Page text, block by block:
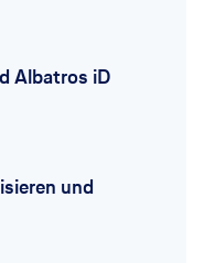
Albatros iD
und